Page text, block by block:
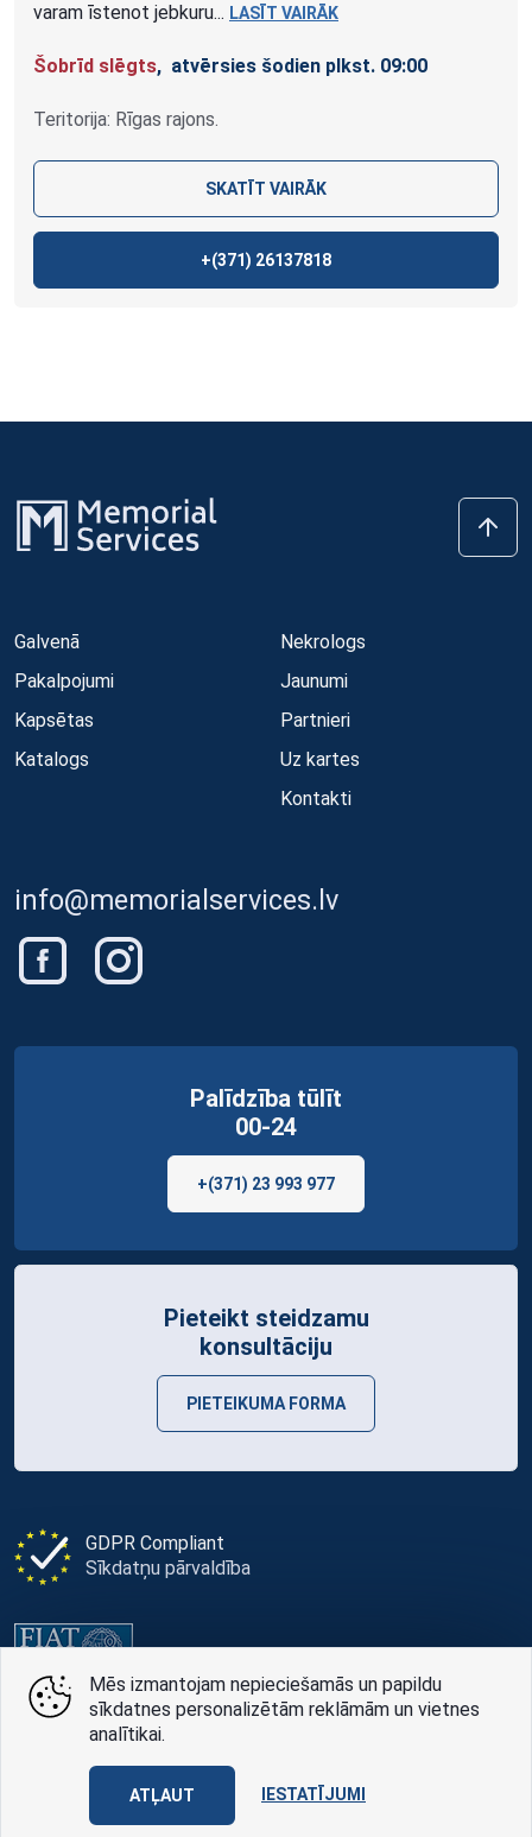
varam īstenot jebkuru... LASĪT VAIRĀK
Šobrīd slēgts, atvērsies šodien plkst. 09:00
Teritorija: Rīgas rajons.
SKATĪT VAIRĀK
+(371) 26137818
Galvenā
Pakalpojumi
Kapsētas
Katalogs
Nekrologs
Jaunumi
Partnieri
Uz kartes
Kontakti
info@memorialservices.lv
GDPR Compliant
Sīkdatņu pārvaldība
Portāls Memorial Services ir Pasaules Apbedītāju
Asociācijas FIAT-IFTA asociētais biedrs Latvijā
Palīdzība tūlīt
00-24
+(371) 23 993 977
Pieteikt steidzamu
konsultāciju
PIETEIKUMA FORMA
Mēs izmantojam nepieciešamās un papildu
sīkdatnes personalizētām reklāmām un vietnes
analītikai.
ATĻAUT IESTATĪJUMI